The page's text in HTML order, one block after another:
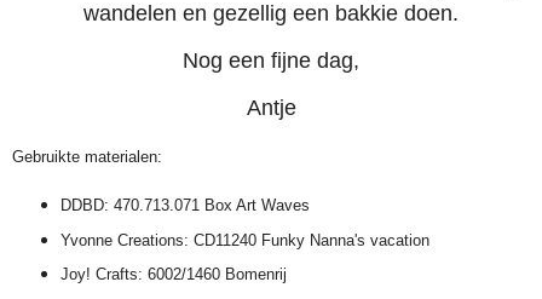
wandelen en gezellig een bakkie doen.
Nog een fijne dag,
Antje
Gebruikte materialen:
DDBD: 470.713.071 Box Art Waves
Yvonne Creations: CD11240 Funky Nanna's vacation
Joy! Crafts: 6002/1460 Bomenrij